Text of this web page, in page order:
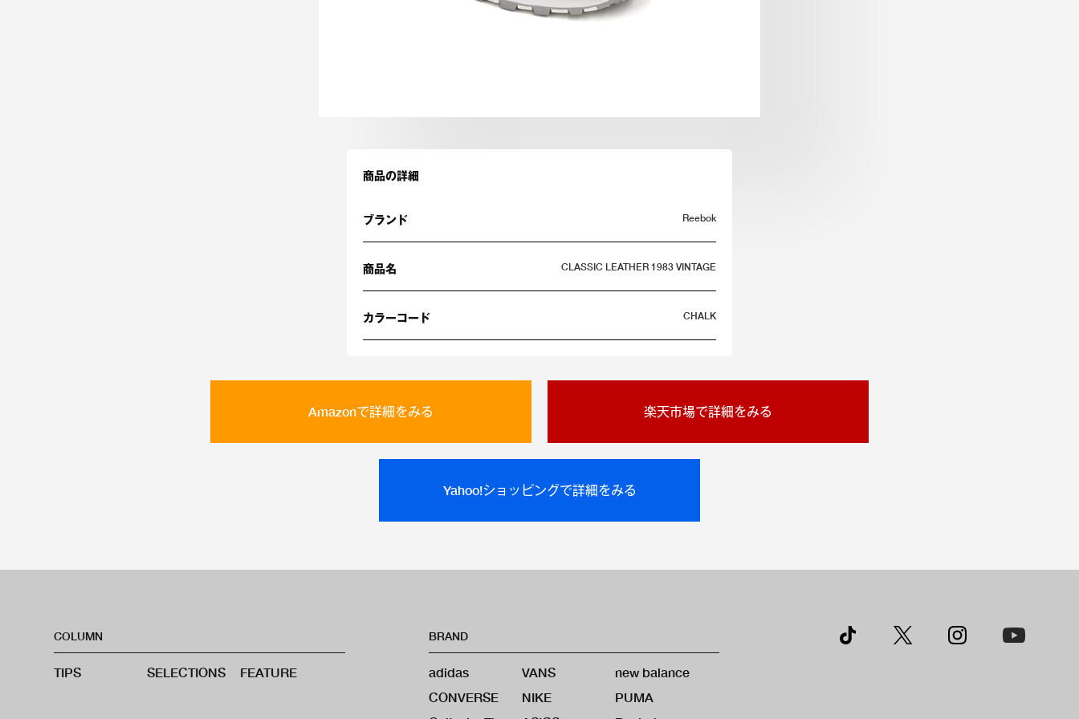
商品の詳細
ブランド Reebok
商品名 CLASSIC LEATHER 1983 VINTAGE
カラーコード CHALK
Amazonで詳細をみる 楽天市場で詳細をみる
Yahoo!ショッピングで詳細をみる
COLUMN
TIPS SELECTIONS FEATURE
BRAND
adidas VANS
new balance
CONVERSE
NIKE
PUMA